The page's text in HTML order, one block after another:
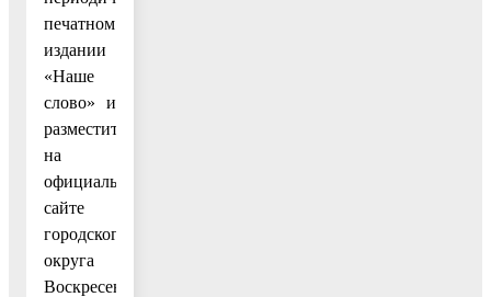
печатном
издании
«Наше
слово» и
разместить
на
официальном
сайте
городского
округа
Воскресенск